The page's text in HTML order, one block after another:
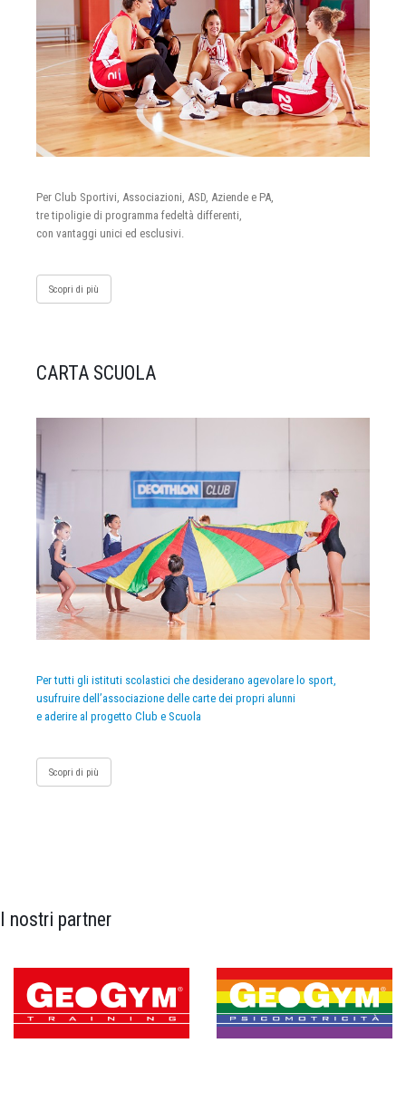
Per Club Sportivi, Associazioni, ASD, Aziende e PA,
tre tipoligie di programma fedeltà differenti,
con vantaggi unici ed esclusivi.
Scopri di più
CARTA SCUOLA
Per tutti gli istituti scolastici che desiderano agevolare lo sport,
usufruire dell’associazione delle carte dei propri alunni
e aderire al progetto Club e Scuola
Scopri di più
I nostri partner